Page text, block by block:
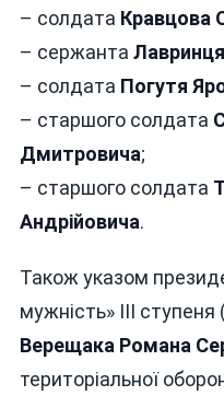
– солдата Кравцова
– сержанта
– солдата Погутя
– старшого солдата
Дмитровича;
– старшого солдата
Андрійовича.
Також указом
мужність» ІІІ
Верещака Романа
територіальної